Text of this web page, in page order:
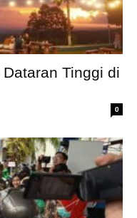
Tinggi di
0